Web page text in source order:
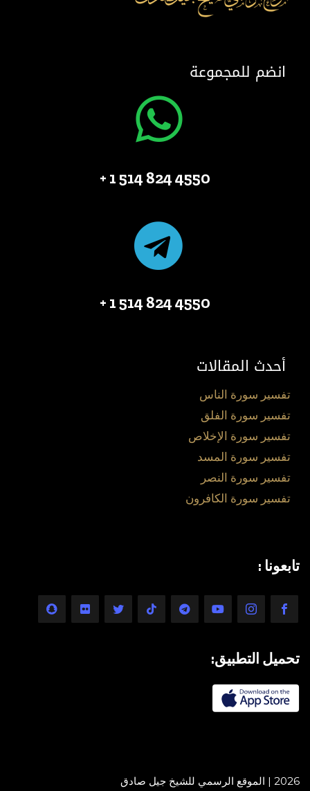
انضم للمجموعة
4550 824 514 1 +
4550 824 514 1 +
أحدث المقالات
تفسير سورة الناس
تفسير سورة الفلق
تفسير سورة الإخلاص
تفسير سورة المسد
تفسير سورة النصر
تفسير سورة الكافرون
تابعونا :
تحميل التطبيق:
2026 | الموقع الرسمي للشيخ جيل صادق